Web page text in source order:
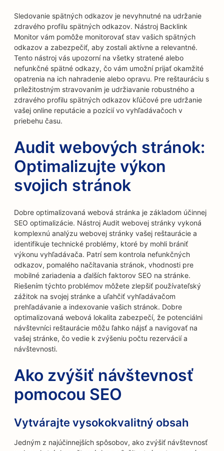
Sledovanie spätných odkazov je nevyhnutné na udržanie
zdravého profilu spätných odkazov. Nástroj Backlink
Monitor vám pomôže monitorovať stav vašich spätných
odkazov a zabezpečiť, aby zostali aktívne a relevantné.
Tento nástroj vás upozorní na všetky stratené alebo
nefunkčné spätné odkazy, čo vám umožní prijať okamžité
opatrenia na ich nahradenie alebo opravu. Pre reštauráciu s
príležitostným stravovaním je udržiavanie robustného a
zdravého profilu spätných odkazov kľúčové pre udržanie
vašej online reputácie a pozícií vo vyhľadávačoch v
priebehu času.
Audit webových stránok:
Optimalizujte výkon
svojich stránok
Dobre optimalizovaná webová stránka je základom účinnej
SEO optimalizácie. Nástroj Audit webovej stránky vykoná
komplexnú analýzu webovej stránky vašej reštaurácie a
identifikuje technické problémy, ktoré by mohli brániť
výkonu vyhľadávača. Patrí sem kontrola nefunkčných
odkazov, pomalého načítavania stránok, vhodnosti pre
mobilné zariadenia a ďalších faktorov SEO na stránke.
Riešením týchto problémov môžete zlepšiť používateľský
zážitok na svojej stránke a uľahčiť vyhľadávačom
prehľadávanie a indexovanie vašich stránok. Dobre
optimalizovaná webová lokalita zabezpečí, že potenciálni
návštevníci reštaurácie môžu ľahko nájsť a navigovať na
vašej stránke, čo vedie k zvýšeniu počtu rezervácií a
návštevnosti.
Ako zvýšiť návštevnosť
pomocou SEO
Vytvárajte vysokokvalitný obsah
Jedným z najúčinnejších spôsobov, ako zvýšiť návštevnosť